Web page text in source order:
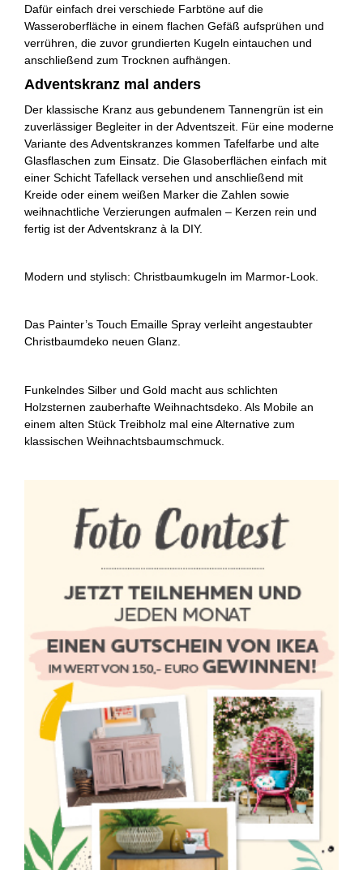
Dafür einfach drei verschiede Farbtöne auf die
Wasseroberfläche in einem flachen Gefäß aufsprühen und
verrühren, die zuvor grundierten Kugeln eintauchen und
anschließend zum Trocknen aufhängen.
Adventskranz mal anders
Der klassische Kranz aus gebundenem Tannengrün ist ein
zuverlässiger Begleiter in der Adventszeit. Für eine moderne
Variante des Adventskranzes kommen Tafelfarbe und alte
Glasflaschen zum Einsatz. Die Glasoberflächen einfach mit
einer Schicht Tafellack versehen und anschließend mit
Kreide oder einem weißen Marker die Zahlen sowie
weihnachtliche Verzierungen aufmalen – Kerzen rein und
fertig ist der Adventskranz à la DIY.
Modern und stylisch: Christbaumkugeln im Marmor-Look.
Das Painter’s Touch Emaille Spray verleiht angestaubter
Christbaumdeko neuen Glanz.
Funkelndes Silber und Gold macht aus schlichten
Holzsternen zauberhafte Weihnachtsdeko. Als Mobile an
einem alten Stück Treibholz mal eine Alternative zum
klassischen Weihnachtsbaumschmuck.